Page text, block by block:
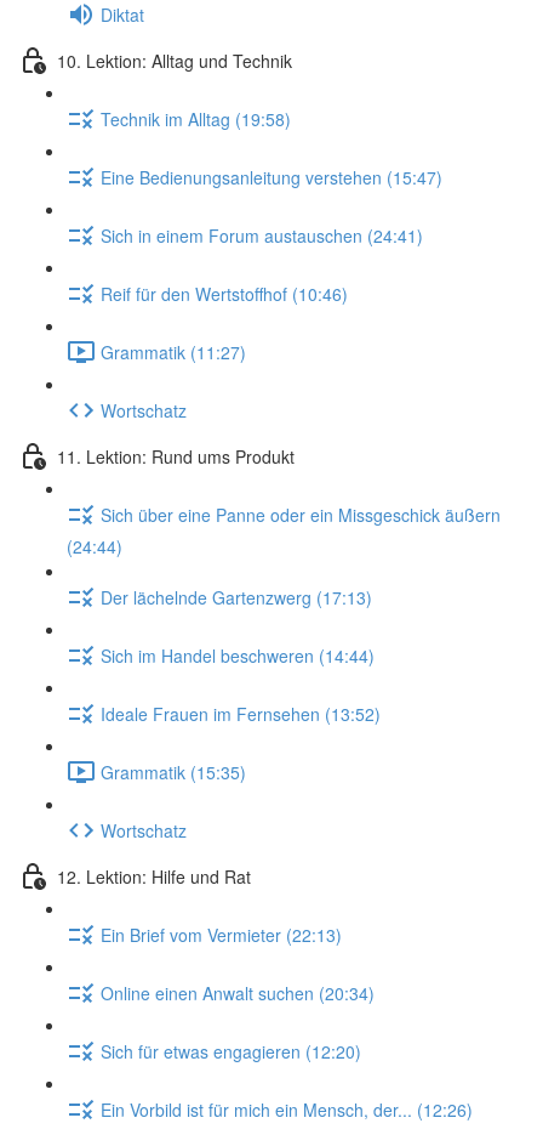
Diktat
10. Lektion: Alltag und Technik
Technik im Alltag (19:58)
Eine Bedienungsanleitung verstehen (15:47)
Sich in einem Forum austauschen (24:41)
Reif für den Wertstoffhof (10:46)
Grammatik (11:27)
Wortschatz
11. Lektion: Rund ums Produkt
Sich über eine Panne oder ein Missgeschick äußern
(24:44)
Der lächelnde Gartenzwerg (17:13)
Sich im Handel beschweren (14:44)
Ideale Frauen im Fernsehen (13:52)
Grammatik (15:35)
Wortschatz
12. Lektion: Hilfe und Rat
Ein Brief vom Vermieter (22:13)
Online einen Anwalt suchen (20:34)
Sich für etwas engagieren (12:20)
Ein Vorbild ist für mich ein Mensch, der... (12:26)